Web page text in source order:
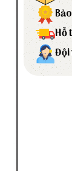
Hỗ
Đội